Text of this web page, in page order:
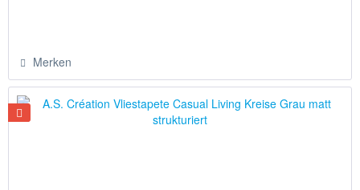
Merken